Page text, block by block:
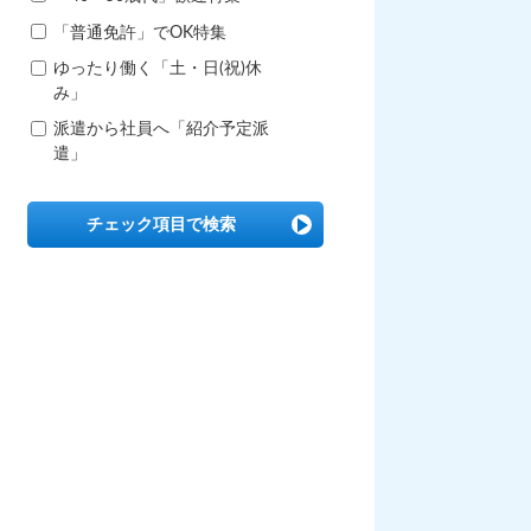
「普通免許」でOK特集
ゆったり働く「土・日(祝)休
み」
派遣から社員へ「紹介予定派
遣」
チェック項目で検索